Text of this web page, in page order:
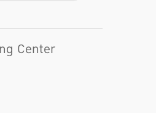
Center